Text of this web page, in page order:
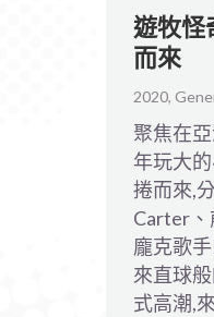
遊牧怪
而來
2020,
聚焦在
年玩大
捲而來,
Carter、
龐克歌
來直球
式高潮,